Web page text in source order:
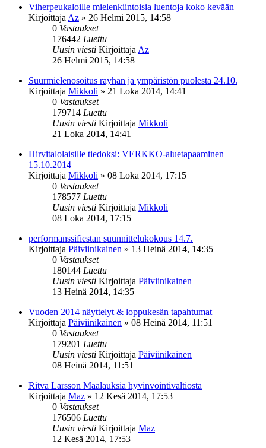
Viherpeukaloille mielenkiintoisia luentoja koko kevään
Kirjoittaja Az » 26 Helmi 2015, 14:58
0 Vastaukset
176442 Luettu
Uusin viesti Kirjoittaja Az
26 Helmi 2015, 14:58
Suurmielenosoitus rayhan ja ympäristön puolesta 24.10.
Kirjoittaja Mikkoli » 21 Loka 2014, 14:41
0 Vastaukset
179714 Luettu
Uusin viesti Kirjoittaja Mikkoli
21 Loka 2014, 14:41
Hirvitalolaisille tiedoksi: VERKKO-aluetapaaminen
15.10.2014
Kirjoittaja Mikkoli » 08 Loka 2014, 17:15
0 Vastaukset
178577 Luettu
Uusin viesti Kirjoittaja Mikkoli
08 Loka 2014, 17:15
performanssifiestan suunnittelukokous 14.7.
Kirjoittaja Päiviinikainen » 13 Heinä 2014, 14:35
0 Vastaukset
180144 Luettu
Uusin viesti Kirjoittaja Päiviinikainen
13 Heinä 2014, 14:35
Vuoden 2014 näyttelyt & loppukesän tapahtumat
Kirjoittaja Päiviinikainen » 08 Heinä 2014, 11:51
0 Vastaukset
179201 Luettu
Uusin viesti Kirjoittaja Päiviinikainen
08 Heinä 2014, 11:51
Ritva Larsson Maalauksia hyvinvointivaltiosta
Kirjoittaja Maz » 12 Kesä 2014, 17:53
0 Vastaukset
176506 Luettu
Uusin viesti Kirjoittaja Maz
12 Kesä 2014, 17:53